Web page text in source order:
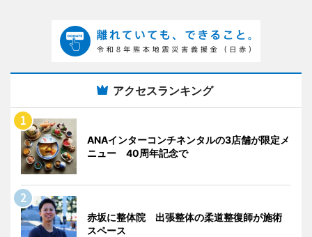
アクセスランキング
ANAインターコンチネンタルの3店舗が限定メ
ニュー 40周年記念で
赤坂に整体院 出張整体の柔道整復師が施術
スペース